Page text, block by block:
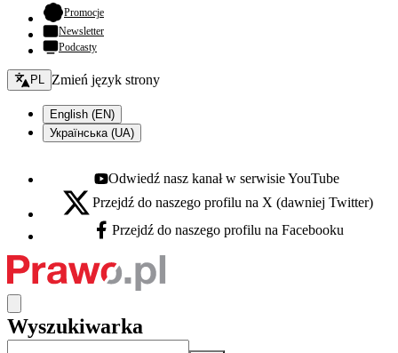
Promocje- otwiera się w nowej karcie
Newsletter
Podcasty
Zmień język - bieżący:
PL Zmień język strony
English (EN)
Українська (UA)
Youtube - otwiera się w nowej karcie
Odwiedź nasz kanał w serwisie YouTube
X - otwiera się w nowej karcie
Przejdź do naszego profilu na X (dawniej Twitter)
Facebook - otwiera się w nowej karcie
Przejdź do naszego profilu na Facebooku
Wyszukiwarka